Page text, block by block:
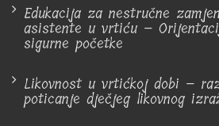
Edukacija za nestručne
asistente u vrtiću –
sigurne početke
Likovnost u vrtićkoj dobi –
poticanje dječjeg likovnog